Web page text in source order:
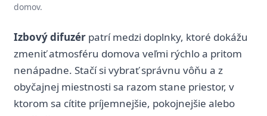
domov.
Izbový difuzér patrí medzi doplnky, ktoré dokážu
zmeniť atmosféru domova veľmi rýchlo a pritom
nenápadne. Stačí si vybrať správnu vôňu a z
obyčajnej miestnosti sa razom stane priestor, v
ktorom sa cítite príjemnejšie, pokojnejšie alebo